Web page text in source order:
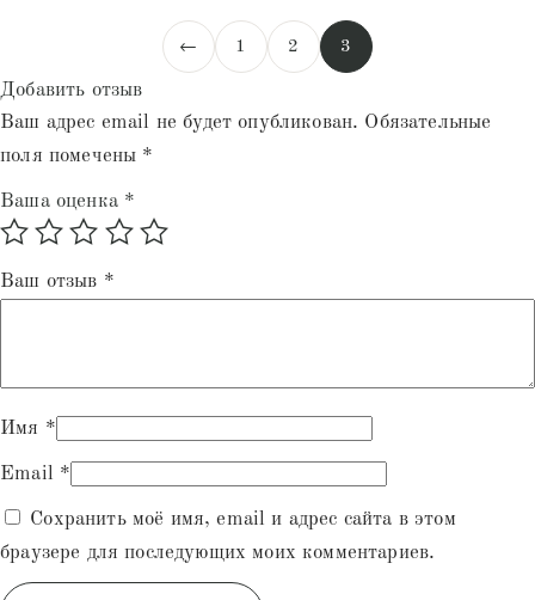
← 1 2 3
Добавить отзыв
Ваш адрес email не будет опубликован. Обязательные
поля помечены *
Ваша оценка *
Ваш отзыв *
Имя *
Email *
Сохранить моё имя, email и адрес сайта в этом
браузере для последующих моих комментариев.